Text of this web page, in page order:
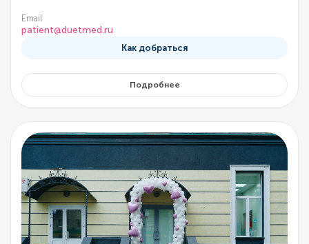
Email
patient@duetmed.ru
Как добраться
Подробнее